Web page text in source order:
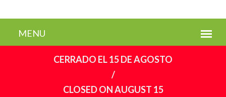
CERRADO EL 15 DE AGOSTO
/
CLOSED ON AUGUST 15